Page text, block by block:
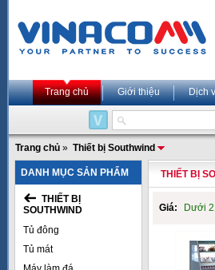
Trang chủ Giới thiệu Dịch
Trang chủ » Thiết bị Southwind
DANH MỤC SẢN PHẨM
THIẾT BỊ
SOUTHWIND
Tủ đông
Tủ mát
THIẾT BỊ
Giá: Dưới